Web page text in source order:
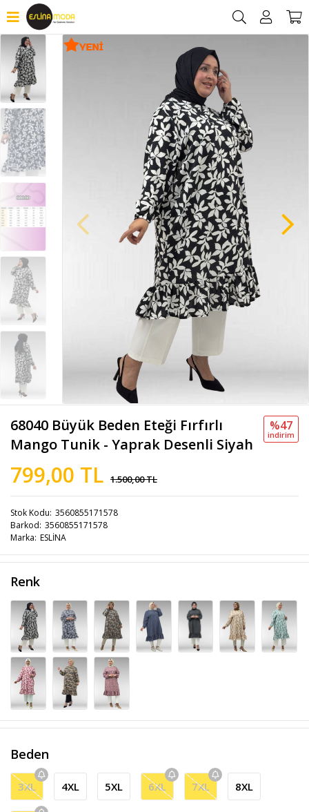
68040 Büyük Beden Eteği Fırfırlı
Mango Tunik - Yaprak Desenli Siyah
799,00 TL 1.500,00 TL
%47
i̇ndi̇ri̇m
Stok Kodu 3560855171578
Barkod 3560855171578
Marka ESLİNA
Renk
Beden
3XL 4XL 5XL 6XL 7XL 8XL